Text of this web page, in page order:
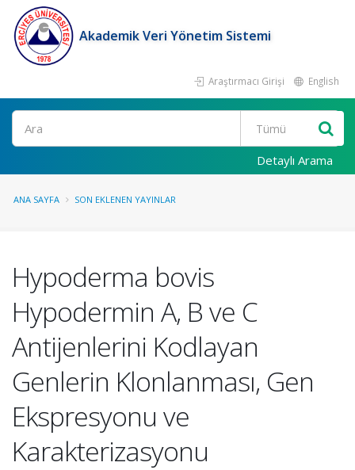
Akademik Veri Yönetim Sistemi
Araştırmacı Girişi English
Ara
Detaylı Arama
ANA SAYFA SON EKLENEN YAYINLAR
Hypoderma bovis
Hypodermin A, B ve C
Antijenlerini Kodlayan
Genlerin Klonlanması, Gen
Ekspresyonu ve
Karakterizasyonu